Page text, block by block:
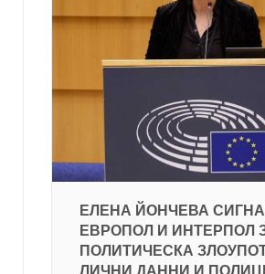
ЕЛЕНА ЙОНЧЕВА
ЕВРОПОЛ И ИНТЕРПОЛ
ПОЛИТИЧЕСКА